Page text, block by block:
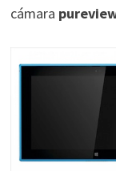
cámara